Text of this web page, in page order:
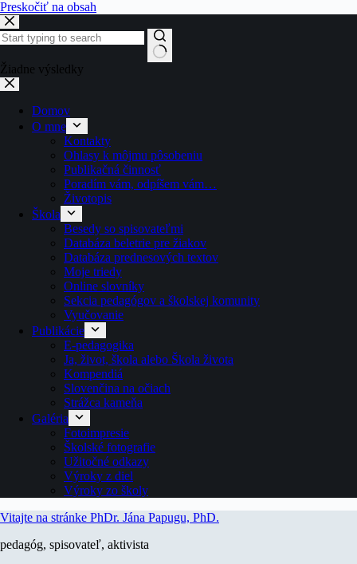
Preskočiť na obsah
Žiadne výsledky
Domov
O mne
Kontakty
Ohlasy k môjmu pôsobeniu
Publikačná činnosť
Poradím vám, odpíšem vám…
Životopis
Škola
Besedy so spisovateľmi
Databáza beletrie pre žiakov
Databáza prednesových textov
Moje triedy
Online slovníky
Sekcia pedagógov a školskej komunity
Vyučovanie
Publikácie
E-pedagogika
Ja, život, škola alebo Škola života
Kompendiá
Slovenčina na očiach
Strážca kameňa
Galéria
Fotoimpresie
Školské fotografie
Užitočné odkazy
Výroky z diel
Výroky zo školy
Vitajte na stránke PhDr. Jána Papugu, PhD.
pedagóg, spisovateľ, aktivista